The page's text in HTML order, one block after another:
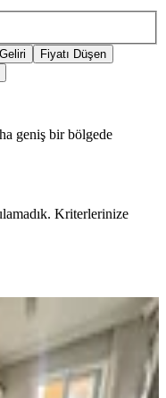
Fiyatı Düşen
geniş bir bölgede
Kriterlerinize
Agcalı Yoluna
3+1 Dair